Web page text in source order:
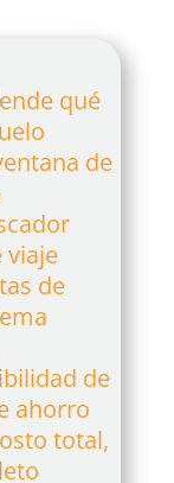
qué
de
viaje
de
de
ahorro
total,